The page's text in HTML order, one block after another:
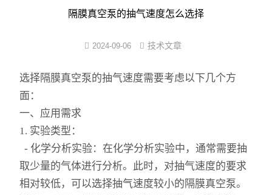
均质乳化反应釜/乳化机
分子蒸馏装置
薄膜蒸发仪
不锈钢浓缩装置
卫生级储罐
脱色罐
隔膜真空泵的抽气速度怎么选择
2024-09-06 技术文章
选择隔膜真空泵的抽气速度需要考虑以下几个方
面：
一、应用需求
1. 实验类型：
- 化学分析实验：在化学分析实验中，通常需要抽
取少量的气体进行分析。此时，对抽气速度的要求
相对较低，可以选择抽气速度较小的隔膜真空泵。